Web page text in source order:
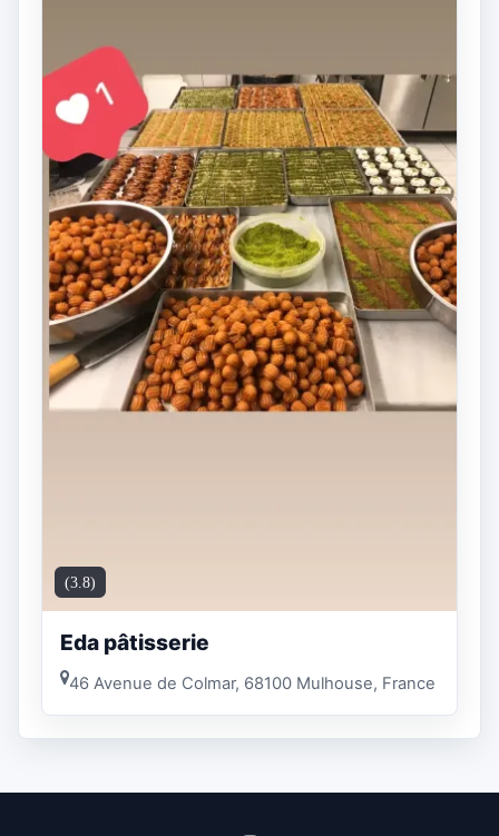
(3.8)
Eda pâtisserie
46 Avenue de Colmar, 68100 Mulhouse, France